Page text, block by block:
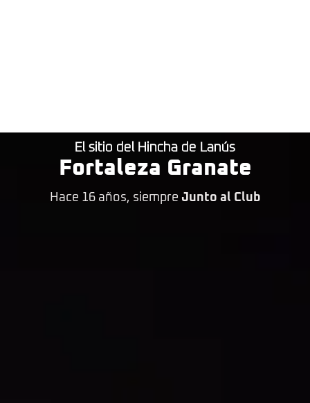
El sitio del Hincha de Lanús
Fortaleza Granate
Hace 16 años, siempre Junto al Club